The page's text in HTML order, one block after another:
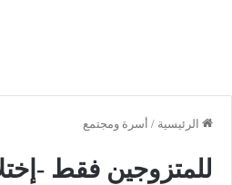
الرئيسية / أسرة ومجتمع
للمتزوجين فقط -